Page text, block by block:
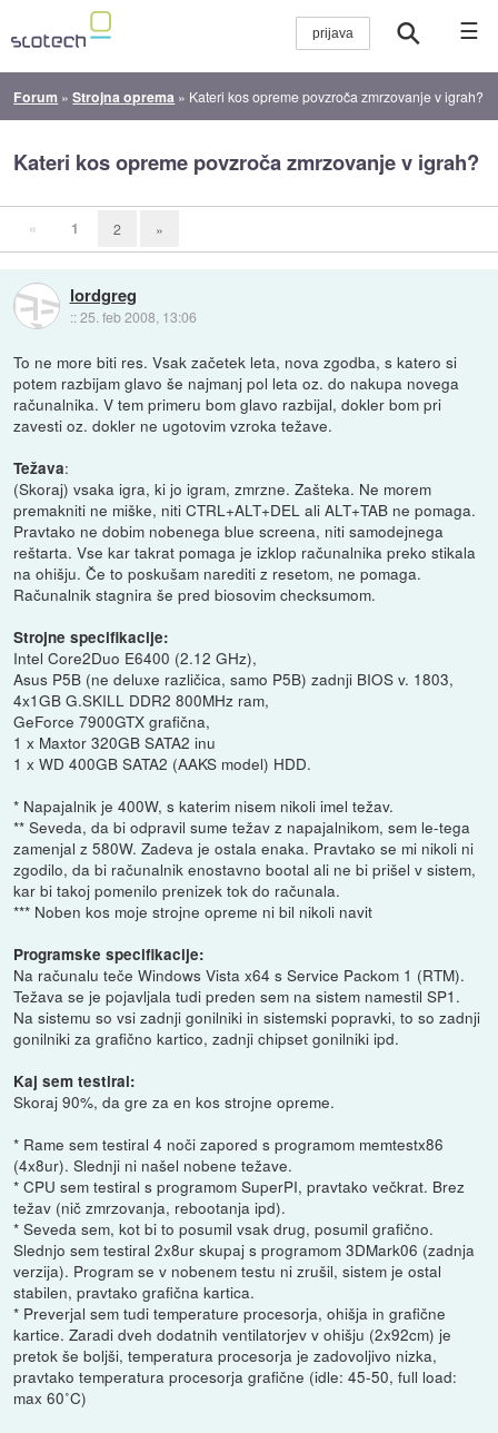
☰
Forum »Strojna oprema » Kateri kos opreme povzroča zmrzovanje v igrah?
Kateri kos opreme povzroča zmrzovanje v igrah?
« 1 2 »
lordgreg
::25. feb 2008, 13:06
To ne more biti res. Vsak začetek leta, nova zgodba, s katero si
potem razbijam glavo še najmanj pol leta oz. do nakupa novega
računalnika. V tem primeru bom glavo razbijal, dokler bom pri
zavesti oz. dokler ne ugotovim vzroka težave.
Težava:
(Skoraj) vsaka igra, ki jo igram, zmrzne. Zašteka. Ne morem
premakniti ne miške, niti CTRL+ALT+DEL ali ALT+TAB ne pomaga.
Pravtako ne dobim nobenega blue screena, niti samodejnega
reštarta. Vse kar takrat pomaga je izklop računalnika preko stikala
na ohišju. Če to poskušam narediti z resetom, ne pomaga.
Računalnik stagnira še pred biosovim checksumom.
Strojne specifikacije:
Intel Core2Duo E6400 (2.12 GHz),
Asus P5B (ne deluxe različica, samo P5B) zadnji BIOS v. 1803,
4x1GB G.SKILL DDR2 800MHz ram,
GeForce 7900GTX grafična,
1 x Maxtor 320GB SATA2 inu
1 x WD 400GB SATA2 (AAKS model) HDD.
* Napajalnik je 400W, s katerim nisem nikoli imel težav.
** Seveda, da bi odpravil sume težav z napajalnikom, sem le-tega
zamenjal z 580W. Zadeva je ostala enaka. Pravtako se mi nikoli ni
zgodilo, da bi računalnik enostavno bootal ali ne bi prišel v sistem,
kar bi takoj pomenilo prenizek tok do računala.
*** Noben kos moje strojne opreme ni bil nikoli navit
Programske specifikacije:
Na računalu teče Windows Vista x64 s Service Packom 1 (RTM).
Težava se je pojavljala tudi preden sem na sistem namestil SP1.
Na sistemu so vsi zadnji gonilniki in sistemski popravki, to so zadnji
gonilniki za grafično kartico, zadnji chipset gonilniki ipd.
Kaj sem testiral:
Skoraj 90%, da gre za en kos strojne opreme.
* Rame sem testiral 4 noči zapored s programom memtestx86
(4x8ur). Slednji ni našel nobene težave.
* CPU sem testiral s programom SuperPI, pravtako večkrat. Brez
težav (nič zmrzovanja, rebootanja ipd).
* Seveda sem, kot bi to posumil vsak drug, posumil grafično.
Slednjo sem testiral 2x8ur skupaj s programom 3DMark06 (zadnja
verzija). Program se v nobenem testu ni zrušil, sistem je ostal
stabilen, pravtako grafična kartica.
* Preverjal sem tudi temperature procesorja, ohišja in grafične
kartice. Zaradi dveh dodatnih ventilatorjev v ohišju (2x92cm) je
pretok še boljši, temperatura procesorja je zadovoljivo nizka,
pravtako temperatura procesorja grafične (idle: 45-50, full load:
max 60˚C)